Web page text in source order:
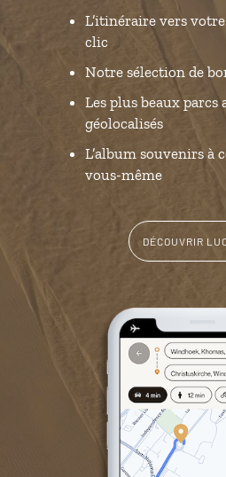
L’itinéraire vers votre
clic
Notre sélection de
Les plus beaux parcs
géolocalisés
L’album souvenirs à
vous-même
DÉCOUVRIR